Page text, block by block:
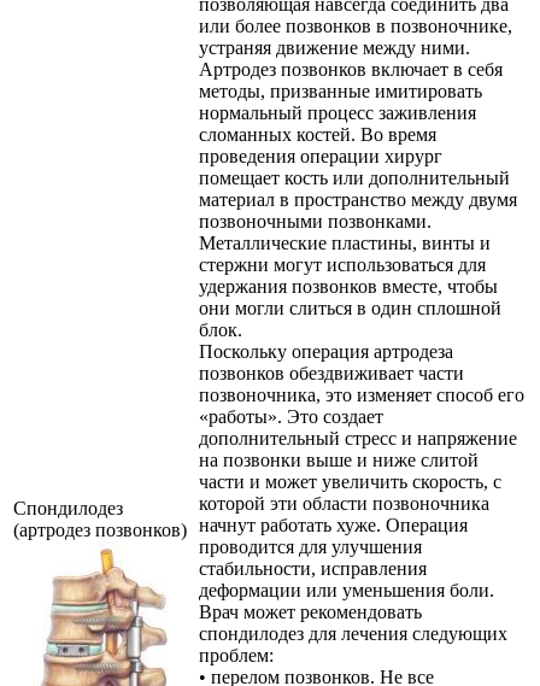
Спондилодез
(артродез позвонков)
позволяющая навсегда соединить два
или более позвонков в позвоночнике,
устраняя движение между ними.
Артродез позвонков включает в себя
методы, призванные имитировать
нормальный процесс заживления
сломанных костей. Во время
проведения операции хирург
помещает кость или дополнительный
материал в пространство между двумя
позвоночными позвонками.
Металлические пластины, винты и
стержни могут использоваться для
удержания позвонков вместе, чтобы
они могли слиться в один сплошной
блок.
Поскольку операция артродеза
позвонков обездвиживает части
позвоночника, это изменяет способ его
«работы». Это создает
дополнительный стресс и напряжение
на позвонки выше и ниже слитой
части и может увеличить скорость, с
которой эти области позвоночника
начнут работать хуже. Операция
проводится для улучшения
стабильности, исправления
деформации или уменьшения боли.
Врач может рекомендовать
спондилодез для лечения следующих
проблем:
• перелом позвонков. Не все